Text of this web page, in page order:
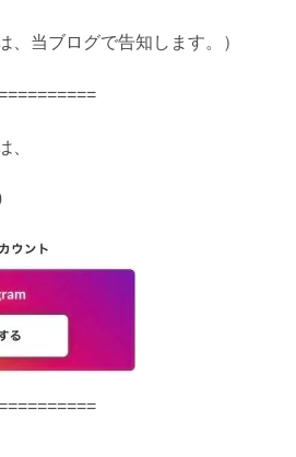
、当ブログで告知します。）
、